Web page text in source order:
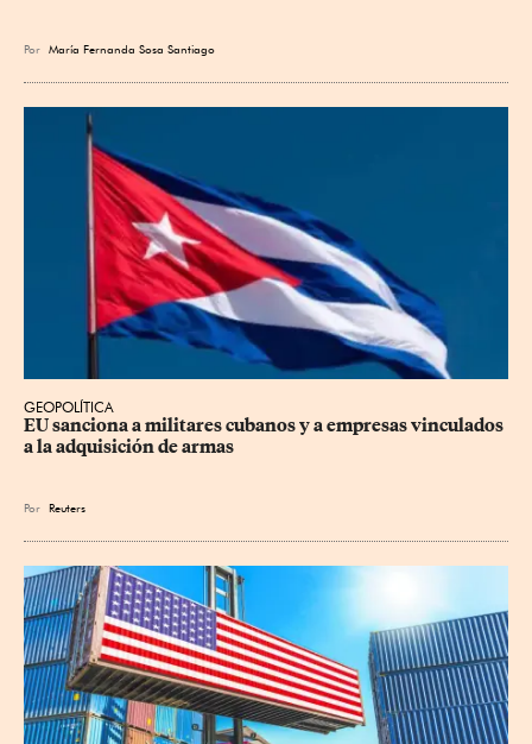
Por María Fernanda Sosa Santiago
GEOPOLÍTICA
EU sanciona a militares cubanos y a empresas vinculados
a la adquisición de armas
Por Reuters